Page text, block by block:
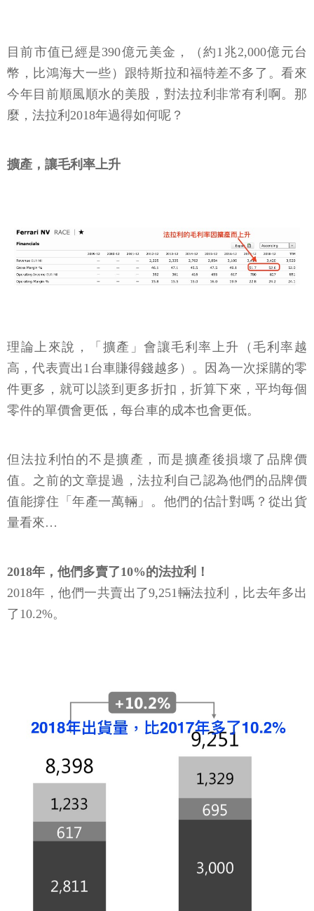
目前市值已經是390億元美金，（約1兆2,000億元台
幣，比鴻海大一些）跟特斯拉和福特差不多了。看來
今年目前順風順水的美股，對法拉利非常有利啊。那
麼，法拉利2018年過得如何呢？
擴產，讓毛利率上升
理論上來說，「擴產」會讓毛利率上升（毛利率越
高，代表賣出1台車賺得錢越多）。因為一次採購的零
件更多，就可以談到更多折扣，折算下來，平均每個
零件的單價會更低，每台車的成本也會更低。
但法拉利怕的不是擴產，而是擴產後損壞了品牌價
值。之前的文章提過，法拉利自己認為他們的品牌價
值能撐住「年產一萬輛」。他們的估計對嗎？從出貨
量看來…
2018年，他們多賣了10%的法拉利！
2018年，他們一共賣出了9,251輛法拉利，比去年多出
了10.2%。